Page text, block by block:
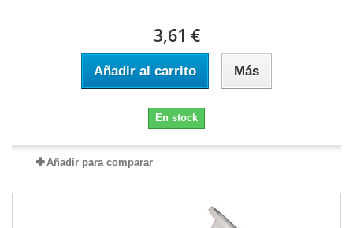
3,61 €
Añadir al carrito Más
En stock
Añadir para comparar